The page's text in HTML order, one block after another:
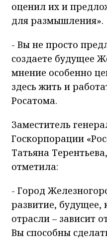
оценил их и
для размышления».
- Вы не просто
создаете будущее
мнение особенно
здесь жить и
Росатома.
Заместитель
Госкорпорации
Татьяна
отметила:
- Город
развитие, будущее,
отрасли – зависит
Вы способны